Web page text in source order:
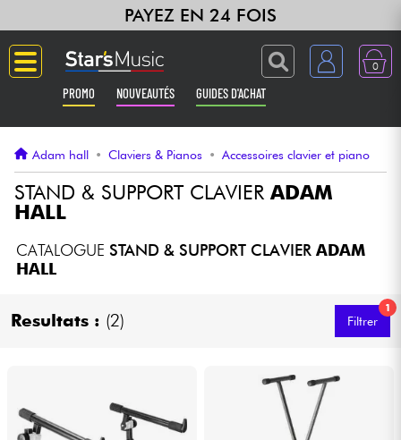
PAYEZ EN 24 FOIS
0
PROMO NOUVEAUTÉS GUIDES D'ACHAT
Guitares & Basses
Synthés & Sampleurs
Adam hall • Claviers & Pianos • Accessoires clavier et piano
STAND & SUPPORT CLAVIER ADAM
HALL
CATALOGUE STAND & SUPPORT CLAVIER ADAM
HALL
Resultats : (2)
1
Filtrer